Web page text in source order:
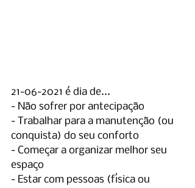
21-06-2021 é dia de...
- Não sofrer por antecipação
- Trabalhar para a manutenção (ou
conquista) do seu conforto
- Começar a organizar melhor seu
espaço
- Estar com pessoas (física ou